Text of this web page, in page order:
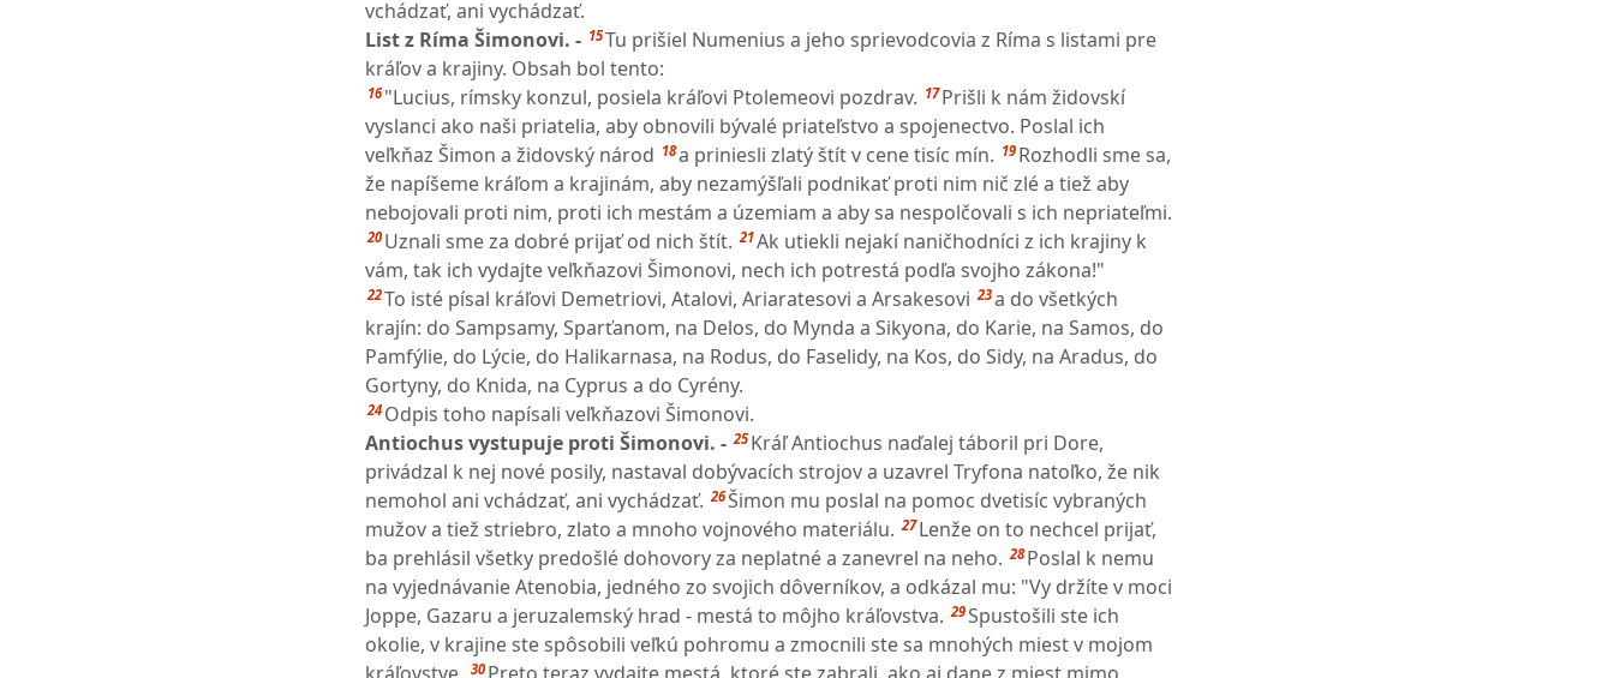
vchádzať, ani vychádzať.
List z Ríma Šimonovi. - 15Tu prišiel Numenius a jeho sprievodcovia z Ríma s listami pre
kráľov a krajiny. Obsah bol tento:
16 "Lucius, rímsky konzul, posiela kráľovi Ptolemeovi pozdrav. 17 Prišli k nám židovskí
vyslanci ako naši priatelia, aby obnovili bývalé priateľstvo a spojenectvo. Poslal ich
veľkňaz Šimon a židovský národ 18a priniesli zlatý štít v cene tisíc mín. 19 Rozhodli sme sa,
že napíšeme kráľom a krajinám, aby nezamýšľali podnikať proti nim nič zlé a tiež aby
nebojovali proti nim, proti ich mestám a územiam a aby sa nespolčovali s ich nepriateľmi.
20 Uznali sme za dobré prijať od nich štít. 21Ak utiekli nejakí naničhodníci z ich krajiny k
vám, tak ich vydajte veľkňazovi Šimonovi, nech ich potrestá podľa svojho zákona!"
22To isté písal kráľovi Demetriovi, Atalovi, Ariaratesovi a Arsakesovi 23a do všetkých
krajín: do Sampsamy, Sparťanom, na Delos, do Mynda a Sikyona, do Karie, na Samos, do
Pamfýlie, do Lýcie, do Halikarnasa, na Rodus, do Faselidy, na Kos, do Sidy, na Aradus, do
Gortyny, do Knida, na Cyprus a do Cyrény.
24 Odpis toho napísali veľkňazovi Šimonovi.
Antiochus vystupuje proti Šimonovi. - 25 Kráľ Antiochus naďalej táboril pri Dore,
privádzal k nej nové posily, nastaval dobývacích strojov a uzavrel Tryfona natoľko, že nik
nemohol ani vchádzať, ani vychádzať. 26Šimon mu poslal na pomoc dvetisíc vybraných
mužov a tiež striebro, zlato a mnoho vojnového materiálu. 27 Lenže on to nechcel prijať,
ba prehlásil všetky predošlé dohovory za neplatné a zanevrel na neho. 28 Poslal k nemu
na vyjednávanie Atenobia, jedného zo svojich dôverníkov, a odkázal mu: "Vy držíte v moci
Joppe, Gazaru a jeruzalemský hrad - mestá to môjho kráľovstva. 29Spustošili ste ich
okolie, v krajine ste spôsobili veľkú pohromu a zmocnili ste sa mnohých miest v mojom
30